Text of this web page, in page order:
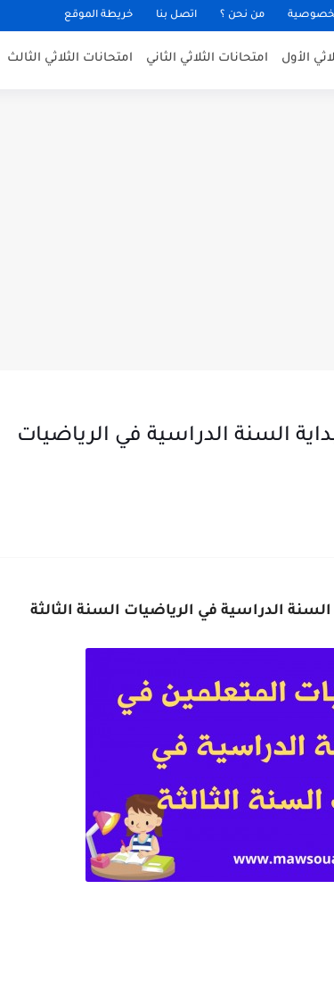
من نحن ؟ اتصل بنا خريطة الموقع
الأول امتحانات الثلاثي الثاني امتحانات الثلاثي الثالث
السنة الدراسية في الرياضيات
الدراسية في الرياضيات السنة الثالثة